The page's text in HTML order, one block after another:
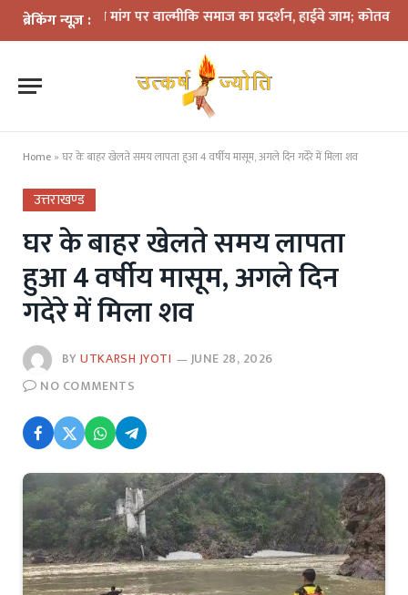
ब्रेकिंग न्यूज़ :
की मांग पर वाल्मीकि समाज का प्रदर्शन, हाईवे जाम; कोतवाली घेराव की
Home » घर के बाहर खेलते समय लापता हुआ 4 वर्षीय मासूम, अगले दिन गदेरे में मिला शव
उत्तराखण्ड
घर के बाहर खेलते समय लापता
हुआ 4 वर्षीय मासूम, अगले दिन
गदेरे में मिला शव
BYUTKARSH JYOTI
JUNE 28, 2026
NO COMMENTS